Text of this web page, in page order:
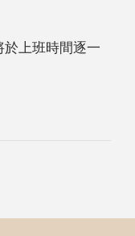
路 71號
上班時間逐一